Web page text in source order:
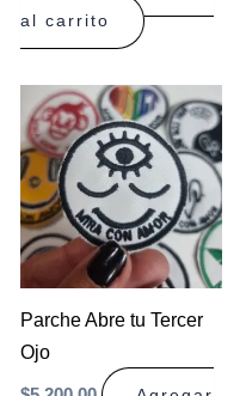
al carrito
Parche Abre tu Tercer
Ojo